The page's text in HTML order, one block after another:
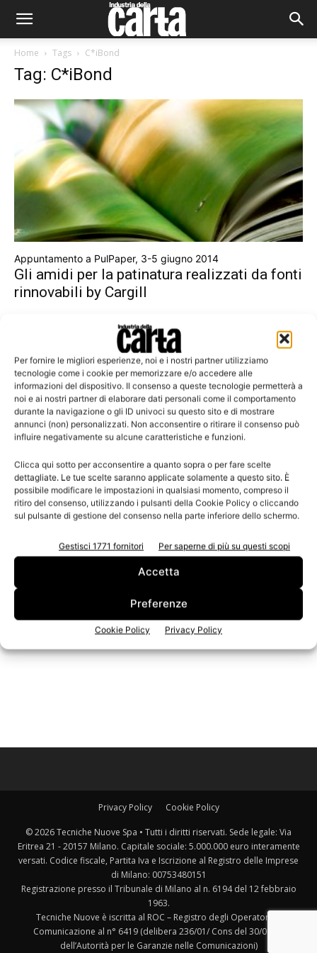
Per fornire le migliori esperienze, noi e i nostri partner utilizziamo
tecnologie come i cookie per memorizzare e/o accedere alle
informazioni del dispositivo. Il consenso a queste tecnologie permetterà a
noi e ai nostri partner di elaborare dati personali come il comportamento
durante la navigazione o gli ID univoci su questo sito e di mostrare
annunci (non) personalizzati. Non acconsentire o ritirare il consenso può
influire negativamente su alcune caratteristiche e funzioni.
Clicca qui sotto per acconsentire a quanto sopra o per fare scelte
dettagliate. Le tue scelte saranno applicate solamente a questo sito. È
possibile modificare le impostazioni in qualsiasi momento, compreso il
ritiro del consenso, utilizzando i pulsanti della Cookie Policy o cliccando
sul pulsante di gestione del consenso nella parte inferiore dello schermo.
Gestisci 1771 fornitori Per saperne di più su questi scopi
Accetta
Preferenze
Cookie Policy Privacy Policy
Home Tags C*iBond
Tag: C*iBond
Appuntamento a PulPaper, 3-5 giugno 2014
Gli amidi per la patinatura realizzati da fonti
rinnovabili by Cargill
Leggi la rivista
Edicola Web
Privacy Policy Cookie Policy
© 2026 Tecniche Nuove Spa • Tutti i diritti riservati. Sede legale: Via
Eritrea 21 - 20157 Milano. Capitale sociale: 5.000.000 euro interamente
versati. Codice fiscale, Partita Iva e Iscrizione al Registro delle Imprese
di Milano: 00753480151
Registrazione presso il Tribunale di Milano al n. 6194 del 12 febbraio
1963.
Tecniche Nuove è iscritta al ROC – Registro degli Operatori di
Comunicazione al n° 6419 (delibera 236/01/ Cons del 30/06/01
dell’Autorità per le Garanzie nelle Comunicazioni)